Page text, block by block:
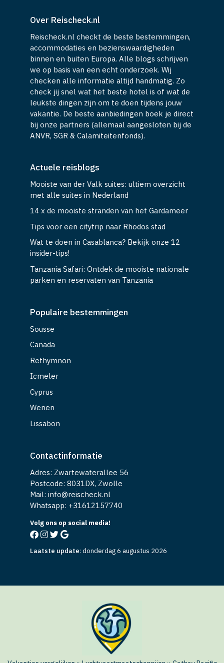
Over Reischeck.nl
Reischeck.nl checkt de beste bestemmingen,
accommodaties en bezienswaardigheden
binnen en buiten Europa. Alle blogs schrijven
we op basis van een echt onderzoek. Wij
checken alle informatie altijd handmatig. Zo
check jij snel wat het beste hotel is of wat de
leukste dingen zijn om te doen tijdens jouw
vakantie. De beste aanbiedingen boek je direct
bij onze partners (allemaal aangesloten bij de
ANVR, SGR & Calamiteitenfonds).
Actuele reisblogs
Mooiste van der Valk suites: ultiem overzicht
met alle suites in Nederland
14 x de mooiste stranden van het Gardameer
Tips voor een citytrip naar Rhodos stad
Wat te doen in Casablanca? Bekijk onze 12
insider-tips!
Tanzania Safari: Ontdek de mooiste nationale
parken en reservaten van Tanzania
Populaire bestemmingen
Sousse
Canada
Rethymnon
Icmeler
Cyprus
Wenen
Lissabon
Contactinformatie
Adres: Zwartewaterallee 56
Postcode: 8031DX, Zwolle
Mail: info@reischeck.nl
Whatsapp: +31612157740
Volg ons op social media!
Laatste update: donderdag 6 augustus 2026